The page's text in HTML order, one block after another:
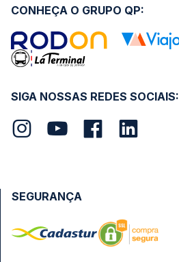
SIGA NOSSAS REDES SOCIAIS:
CONHEÇA O GRUPO QP:
SEGURANÇA